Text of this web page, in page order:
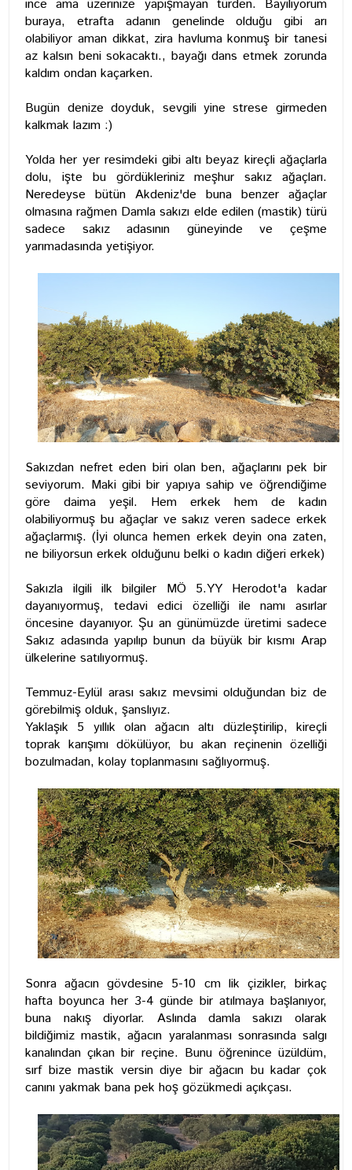
ince ama üzerinize yapışmayan türden. Bayılıyorum
buraya, etrafta adanın genelinde olduğu gibi arı
olabiliyor aman dikkat, zira havluma konmuş bir tanesi
az kalsın beni sokacaktı., bayağı dans etmek zorunda
kaldım ondan kaçarken.
Bugün denize doyduk, sevgili yine strese girmeden
kalkmak lazım :)
Yolda her yer resimdeki gibi altı beyaz kireçli ağaçlarla
dolu, işte bu gördükleriniz meşhur sakız ağaçları.
Neredeyse bütün Akdeniz'de buna benzer ağaçlar
olmasına rağmen Damla sakızı elde edilen (mastik) türü
sadece sakız adasının güneyinde ve çeşme
yarımadasında yetişiyor.
Sakızdan nefret eden biri olan ben, ağaçlarını pek bir
seviyorum. Maki gibi bir yapıya sahip ve öğrendiğime
göre daima yeşil. Hem erkek hem de kadın
olabiliyormuş bu ağaçlar ve sakız veren sadece erkek
ağaçlarmış. (İyi olunca hemen erkek deyin ona zaten,
ne biliyorsun erkek olduğunu belki o kadın diğeri erkek)
Sakızla ilgili ilk bilgiler MÖ 5.YY Herodot'a kadar
dayanıyormuş, tedavi edici özelliği ile namı asırlar
öncesine dayanıyor. Şu an günümüzde üretimi sadece
Sakız adasında yapılıp bunun da büyük bir kısmı Arap
ülkelerine satılıyormuş.
Temmuz-Eylül arası sakız mevsimi olduğundan biz de
görebilmiş olduk, şanslıyız.
Yaklaşık 5 yıllık olan ağacın altı düzleştirilip, kireçli
toprak karışımı dökülüyor, bu akan reçinenin özelliği
bozulmadan, kolay toplanmasını sağlıyormuş.
Sonra ağacın gövdesine 5-10 cm lik çizikler, birkaç
hafta boyunca her 3-4 günde bir atılmaya başlanıyor,
buna nakış diyorlar. Aslında damla sakızı olarak
bildiğimiz mastik, ağacın yaralanması sonrasında salgı
kanalından çıkan bir reçine. Bunu öğrenince üzüldüm,
sırf bize mastik versin diye bir ağacın bu kadar çok
canını yakmak bana pek hoş gözükmedi açıkçası.